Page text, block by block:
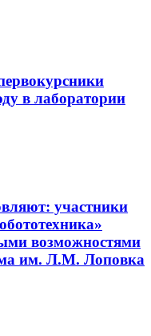
в лаборатории
участники
возможностями
им. Л.М. Лоповка